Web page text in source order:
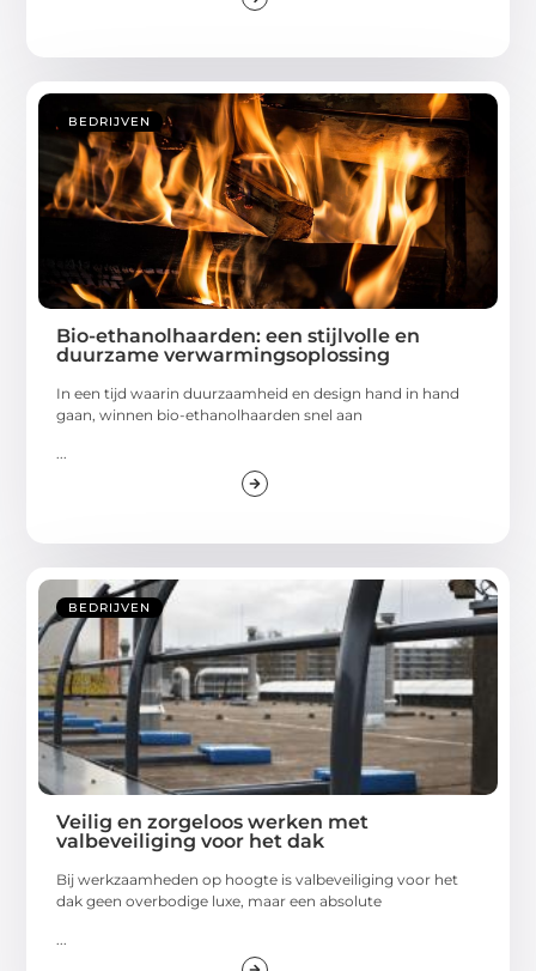
BEDRIJVEN
Bio-ethanolhaarden: een stijlvolle en
duurzame verwarmingsoplossing
In een tijd waarin duurzaamheid en design hand in hand
gaan, winnen bio-ethanolhaarden snel aan
BEDRIJVEN
Veilig en zorgeloos werken met
valbeveiliging voor het dak
Bij werkzaamheden op hoogte is valbeveiliging voor het
dak geen overbodige luxe, maar een absolute
...